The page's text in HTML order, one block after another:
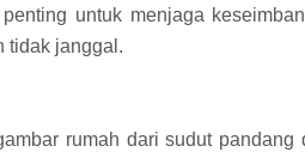
untuk menjaga
tidak janggal.
rumah dari sudut pandang